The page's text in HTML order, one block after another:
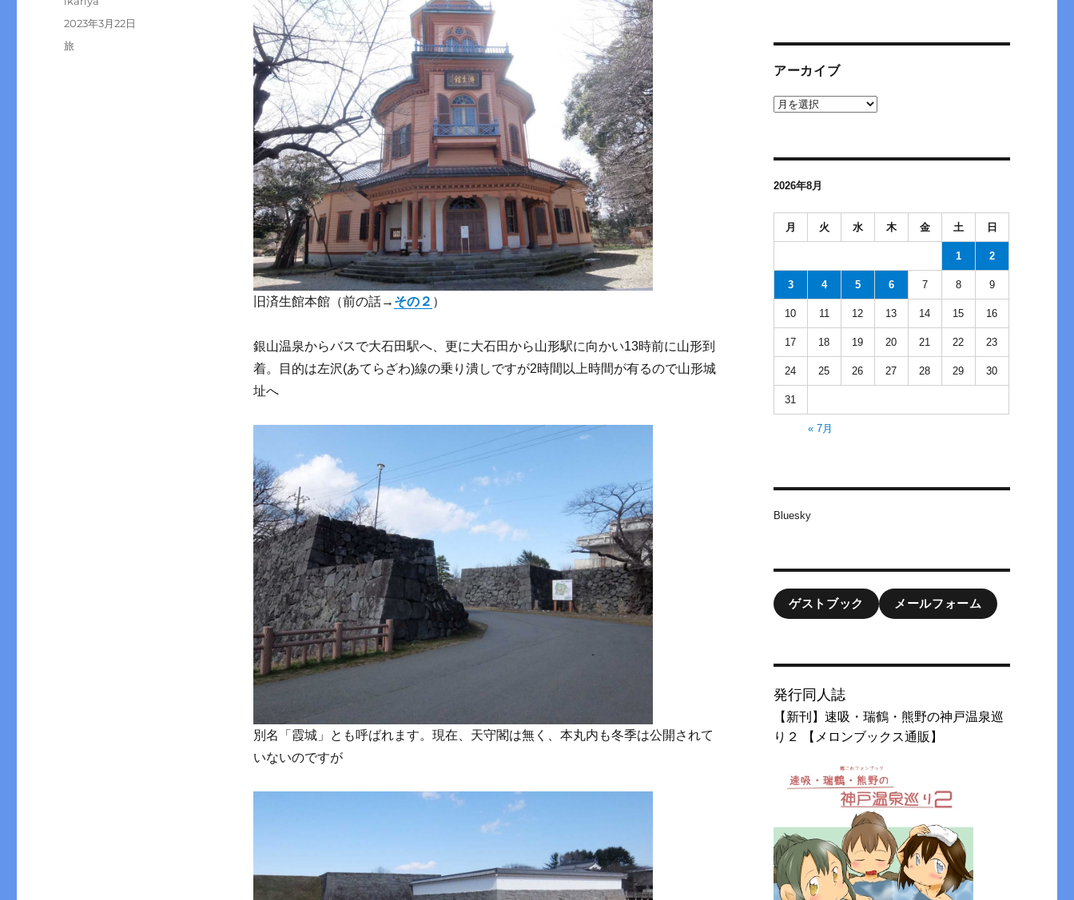
旧済生館本館（前の話→ その２ ）
銀山温泉からバスで大石田駅へ、更に大石田から山形駅に向かい13時前に山形到
着。目的は左沢(あてらざわ)線の乗り潰しですが2時間以上時間が有るので山形城
址へ
別名「霞城」とも呼ばれます。現在、天守閣は無く、本丸内も冬季は公開されて
いないのですが
投
稿
2023年3月22日
カ
旅
アーカイブ
ア
2026年8月
月 火 水 木 金 土 日
1 2
3 4 5 6 7 8 9
10 11 12 13 14 15 16
17 18 19 20 21 22 23
24 25 26 27 28 29 30
31
« 7月
Bluesky
ゲストブック メールフォーム
発行同人誌
【新刊】速吸・瑞鶴・熊野の神戸温泉巡
り２ 【メロンブックス通販】